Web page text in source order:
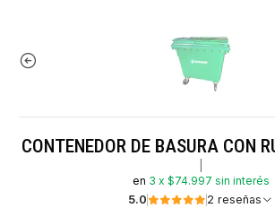
CONTENEDOR DE BASURA CON
en 3 x $74.997 sin interés
5.0
2 reseñas